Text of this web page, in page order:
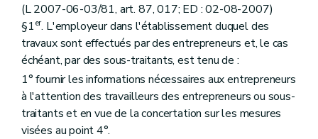
(L 2007-06-03/81, art. 87, 017; ED : 02-08-2007)
§1er. L'employeur dans l'établissement duquel des
travaux sont effectués par des entrepreneurs et, le cas
échéant, par des sous-traitants, est tenu de :
1° fournir les informations nécessaires aux entrepreneurs
à l'attention des travailleurs des entrepreneurs ou sous-
traitants et en vue de la concertation sur les mesures
visées au point 4°.